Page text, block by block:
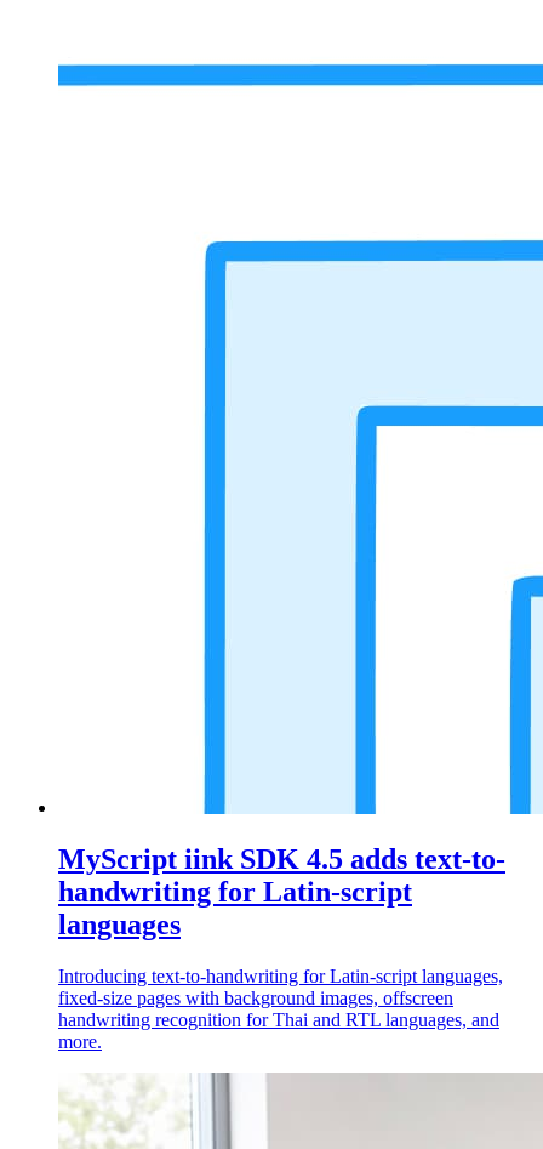
MyScript iink SDK 4.5 adds text-to-
handwriting for Latin-script
languages
Introducing text-to-handwriting for Latin-script languages,
fixed-size pages with background images, offscreen
handwriting recognition for Thai and RTL languages, and
more.